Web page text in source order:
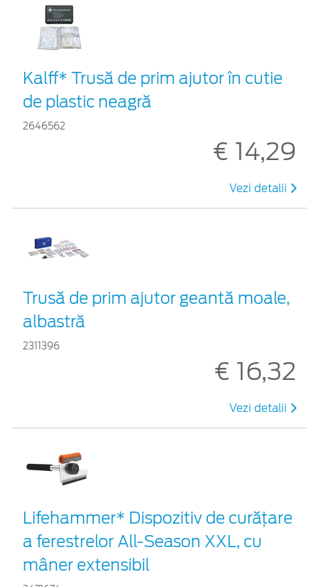
Kalff* Trusă de prim ajutor în cutie
de plastic neagră
2646562
€ 14,29
Vezi detalii
Trusă de prim ajutor geantă moale,
albastră
2311396
€ 16,32
Vezi detalii
Lifehammer* Dispozitiv de curățare
a ferestrelor All-Season XXL, cu
mâner extensibil